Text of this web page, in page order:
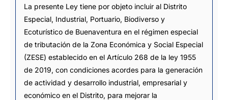
La presente Ley tiene por objeto incluir al Distrito
Especial, Industrial, Portuario, Biodiverso y
Ecoturístico de Buenaventura en el régimen especial
de tributación de la Zona Económica y Social Especial
(ZESE) establecido en el Artículo 268 de la ley 1955
de 2019, con condiciones acordes para la generación
de actividad y desarrollo industrial, empresarial y
económico en el Distrito, para mejorar la